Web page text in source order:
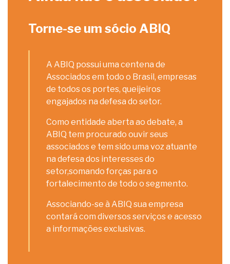
Torne-se um sócio ABIQ
A ABIQ possui uma centena de
Associados em todo o Brasil, empresas
de todos os portes, queijeiros
engajados na defesa do setor.
Como entidade aberta ao debate, a
ABIQ tem procurado ouvir seus
associados e tem sido uma voz atuante
na defesa dos interesses do
setor,somando forças para o
fortalecimento de todo o segmento.
Associando-se à ABIQ sua empresa
contará com diversos serviços e acesso
a informações exclusivas.